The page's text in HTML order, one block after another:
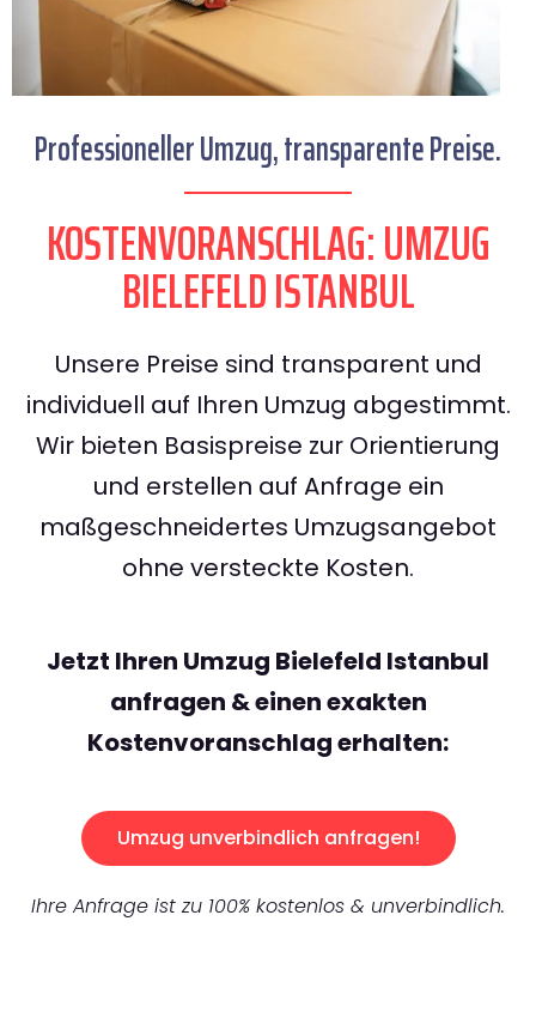
Professioneller Umzug, transparente Preise.
KOSTENVORANSCHLAG: UMZUG
BIELEFELD ISTANBUL
Unsere Preise sind transparent und
individuell auf Ihren Umzug abgestimmt.
Wir bieten Basispreise zur Orientierung
und erstellen auf Anfrage ein
maßgeschneidertes Umzugsangebot
ohne versteckte Kosten.
Jetzt Ihren Umzug Bielefeld Istanbul
anfragen & einen exakten
Kostenvoranschlag erhalten:
Umzug unverbindlich anfragen!
Ihre Anfrage ist zu 100% kostenlos & unverbindlich.